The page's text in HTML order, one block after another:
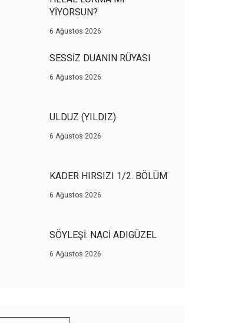
YİYORSUN?
6 Ağustos 2026
SESSİZ DUANIN RÜYASI
6 Ağustos 2026
ULDUZ (YILDIZ)
6 Ağustos 2026
KADER HIRSIZI 1/2. BÖLÜM
6 Ağustos 2026
SÖYLEŞİ: NACİ ADIGÜZEL
6 Ağustos 2026